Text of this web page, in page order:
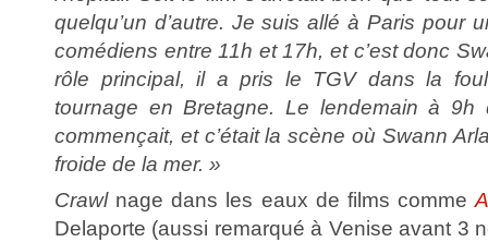
quelqu’un d’autre. Je suis allé à Paris pour
comédiens entre 11h et 17h, et c’est donc
rôle principal, il a pris le TGV dans la
tournage en Bretagne. Le lendemain à 9h
commençait, et c’était la scène où Swann
froide de la mer. »
Crawlnage dans les eaux de films comme
Delaporte (aussi remarqué à Venise avant 3